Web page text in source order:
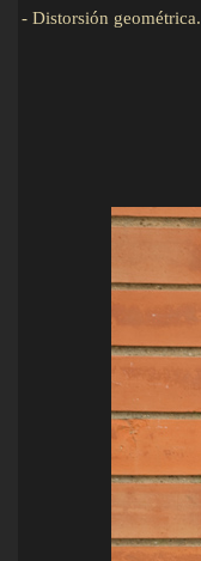
- Distorsión geométrica.